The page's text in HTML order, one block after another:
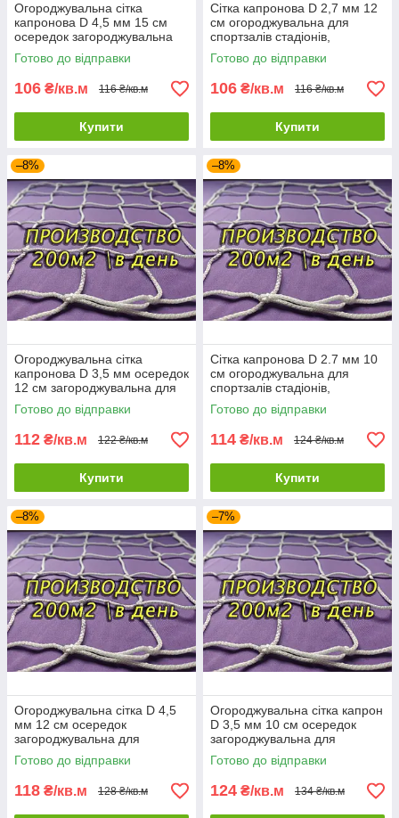
Огороджувальна сітка
капронова D 4,5 мм 15 см
осередок загороджувальна
для спортзалів стадіонів,
спортмайданчиків
Готово до відправки
106 ₴/кв.м 116 ₴/кв.м
Купити
Сітка капронова D 2,7 мм 12
см огороджувальна для
спортзалів стадіонів,
спортмайданчиків
Готово до відправки
106 ₴/кв.м 116 ₴/кв.м
Купити
–8%
Огороджувальна сітка
капронова D 3,5 мм осередок
12 см загороджувальна для
стадіонів спортзалів
Готово до відправки
112 ₴/кв.м 122 ₴/кв.м
Купити
–8%
Сітка капронова D 2.7 мм 10
см огороджувальна для
спортзалів стадіонів,
спортмайданчиків
Готово до відправки
114 ₴/кв.м 124 ₴/кв.м
Купити
–8%
Огороджувальна сітка D 4,5
мм 12 см осередок
загороджувальна для
спортзалів стадіонів,
спортмайданчиків
Готово до відправки
118 ₴/кв.м 128 ₴/кв.м
–7%
Огороджувальна сітка капрон
D 3,5 мм 10 см осередок
загороджувальна для
стадіонів спортзалів
Готово до відправки
124 ₴/кв.м 134 ₴/кв.м